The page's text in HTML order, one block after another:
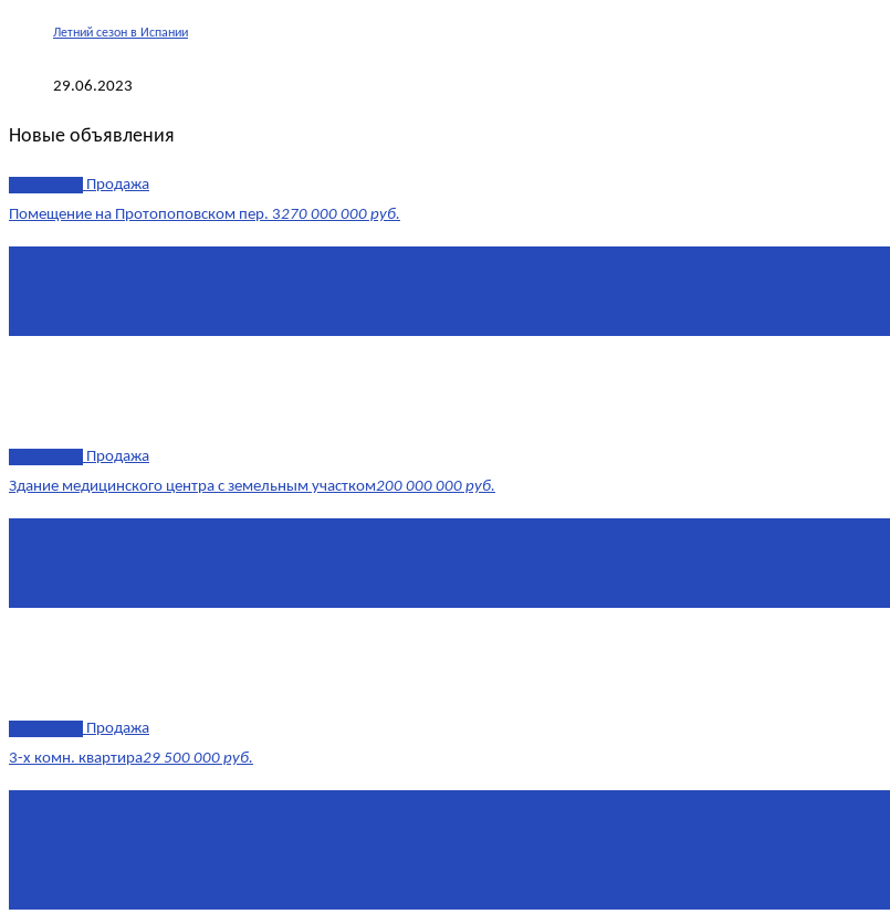
Летний сезон в Испании
29.06.2023
Новые объявления
Продажа
Помещение на Протопоповском пер. 3270 000 000 руб.
Продажа
Здание медицинского центра с земельным участком200 000 000 руб.
Продажа
3-х комн. квартира29 500 000 руб.